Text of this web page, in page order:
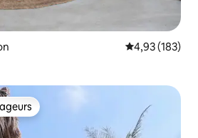
Évaluation
4,93 (183)
les plus appréciés